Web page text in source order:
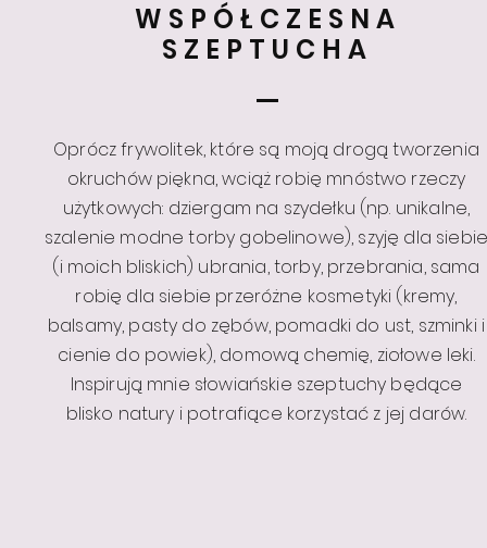
WSPÓŁCZESNA
SZEPTUCHA
Oprócz frywolitek, które są moją drogą tworzenia
okruchów piękna, wciąż robię mnóstwo rzeczy
użytkowych: dziergam na szydełku (np. unikalne,
szalenie modne torby gobelinowe), szyję dla
(i moich bliskich) ubrania, torby, przebrania, sama
robię dla siebie przeróżne kosmetyki (kremy,
balsamy, pasty do zębów, pomadki do ust, szminki i
cienie do powiek), domową chemię, ziołowe leki.
Inspirują mnie słowiańskie szeptuchy będące
blisko natury i potrafiące korzystać z jej darów.